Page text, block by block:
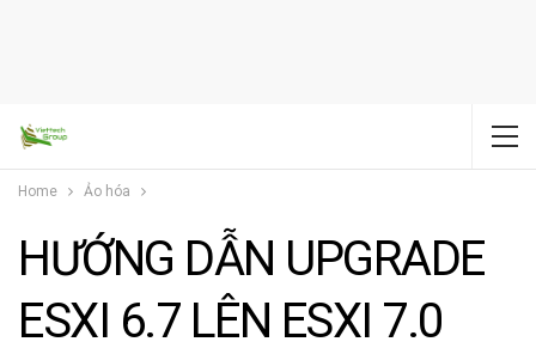
Home Ảo hóa
HƯỚNG DẪN UPGRADE
ESXI 6.7 LÊN ESXI 7.0